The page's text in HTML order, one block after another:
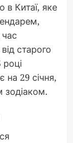
в Китаї, яке
старого
на 29 січня,
зодіаком.